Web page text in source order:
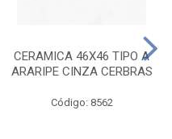
CERAMICA 46X46 TIPO A
ARARIPE CINZA CERBRAS
Código: 8562